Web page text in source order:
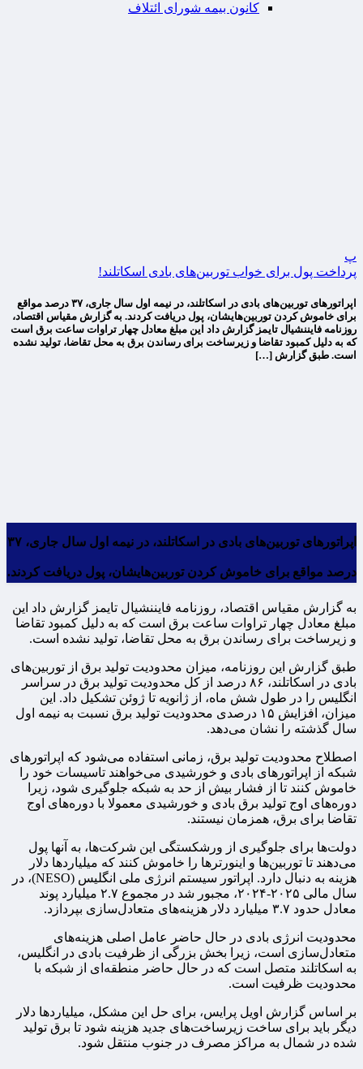
کانون بیمه شورای ائتلاف
پ
پرداخت پول برای خواب توربین‌های بادی اسکاتلند!
اپراتورهای توربین‌های بادی در اسکاتلند، در نیمه اول سال جاری، ۳۷ درصد مواقع
برای خاموش کردن توربین‌هایشان، پول دریافت کردند. به گزارش مقیاس اقتصاد،
روزنامه فایننشیال تایمز گزارش داد این مبلغ معادل چهار تراوات ساعت برق است
که به دلیل کمبود تقاضا و زیرساخت برای رساندن برق به محل تقاضا، تولید نشده
است. طبق گزارش […]
اپراتورهای توربین‌های بادی در اسکاتلند، در نیمه اول سال جاری، ۳۷
درصد مواقع برای خاموش کردن توربین‌هایشان، پول دریافت کردند.
به گزارش مقیاس اقتصاد، روزنامه فایننشیال تایمز گزارش داد این
مبلغ معادل چهار تراوات ساعت برق است که به دلیل کمبود تقاضا
و زیرساخت برای رساندن برق به محل تقاضا، تولید نشده است.
طبق گزارش این روزنامه، میزان محدودیت تولید برق از توربین‌های
بادی در اسکاتلند، ۸۶ درصد از کل محدودیت تولید برق در سراسر
انگلیس را در طول شش ماه، از ژانویه تا ژوئن تشکیل داد. این
میزان، افزایش ۱۵ درصدی محدودیت تولید برق نسبت به نیمه اول
سال گذشته را نشان می‌دهد.
اصطلاح محدودیت تولید برق، زمانی استفاده می‌شود که اپراتورهای
شبکه از اپراتورهای بادی و خورشیدی می‌خواهند تاسیسات خود را
خاموش کنند تا از فشار بیش از حد به شبکه جلوگیری شود، زیرا
دوره‌های اوج تولید برق بادی و خورشیدی معمولا با دوره‌های اوج
تقاضا برای برق، همزمان نیستند.
دولت‌ها برای جلوگیری از ورشکستگی این شرکت‌ها، به آنها پول
می‌دهند تا توربین‌ها و اینورترها را خاموش کنند که میلیاردها دلار
هزینه به دنبال دارد. اپراتور سیستم انرژی ملی انگلیس (NESO)، در
سال مالی ۲۰۲۵-۲۰۲۴، مجبور شد در مجموع ۲.۷ میلیارد پوند
معادل حدود ۳.۷ میلیارد دلار هزینه‌های متعادل‌سازی بپردازد.
محدودیت انرژی بادی در حال حاضر عامل اصلی هزینه‌های
متعادل‌سازی است، زیرا بخش بزرگی از ظرفیت بادی در انگلیس،
به اسکاتلند متصل است که در حال حاضر منطقه‌ای از شبکه با
محدودیت ظرفیت است.
بر اساس گزارش اویل پرایس، برای حل این مشکل، میلیاردها دلار
دیگر باید برای ساخت زیرساخت‌های جدید هزینه شود تا برق تولید
شده در شمال به مراکز مصرف در جنوب منتقل شود.